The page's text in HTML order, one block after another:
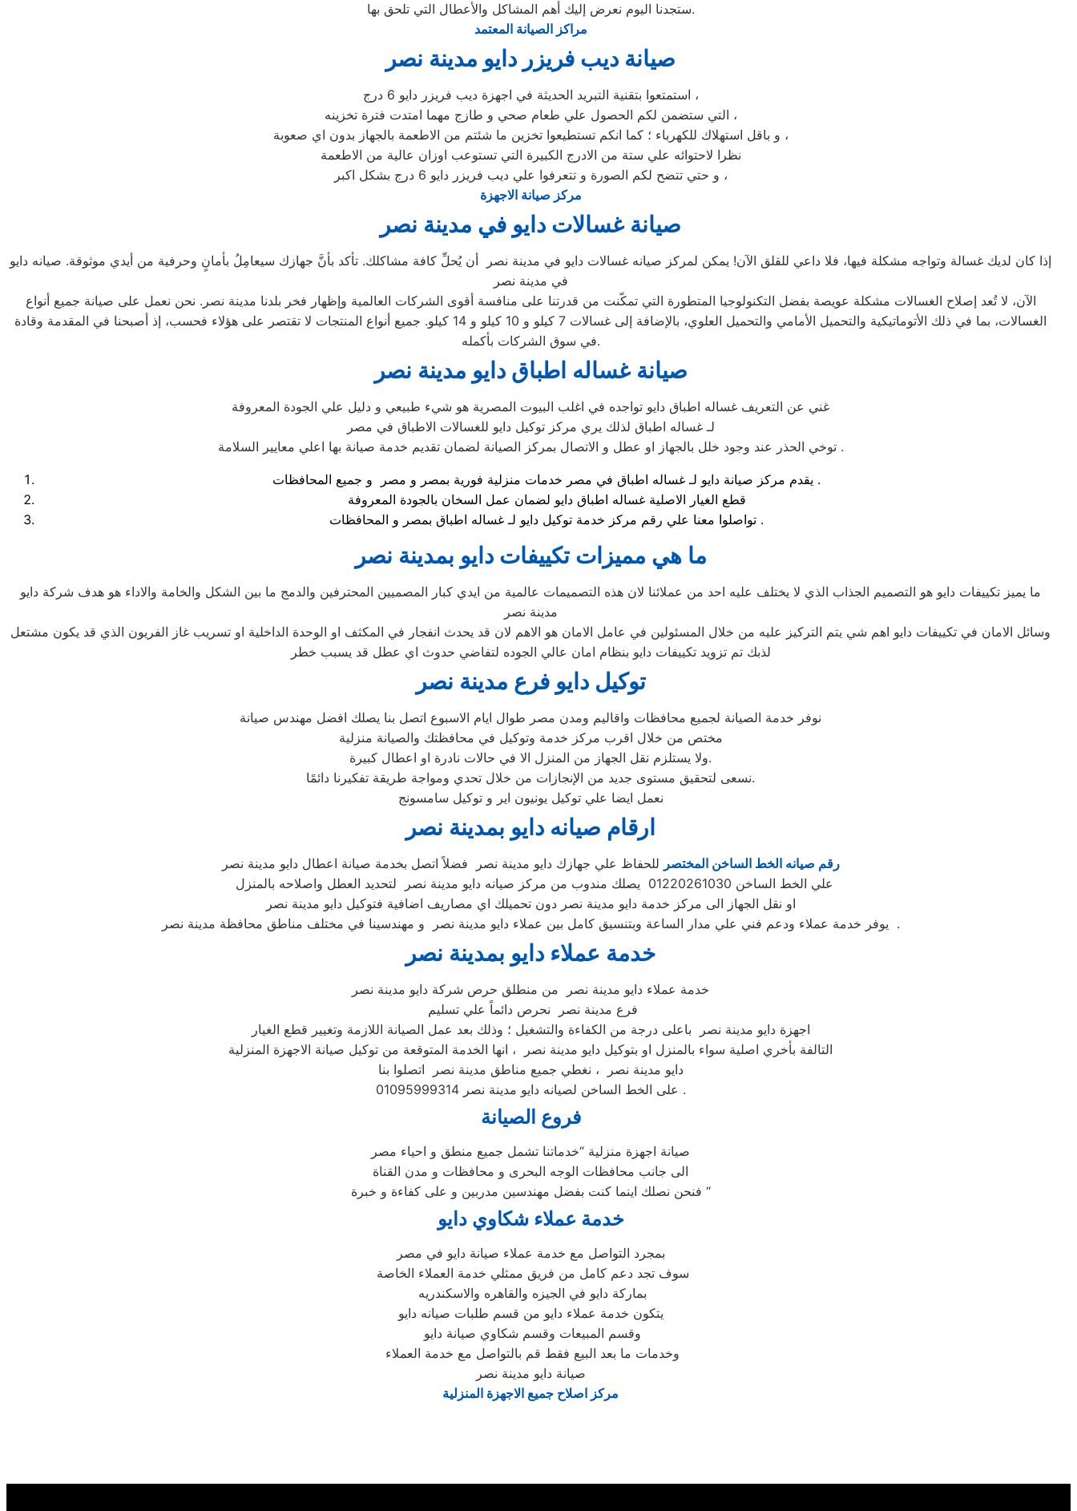
ستجدنا اليوم نعرض إليك أهم المشاكل والأعطال التي تلحق بها.
مراكز الصيانة المعتمد
صيانة ديب فريزر دايو مدينة نصر
استمتعوا بتقنية التبريد الحديثة في اجهزة ديب فريزر دايو 6 درج ،
التي ستضمن لكم الحصول علي طعام صحي و طازج مهما امتدت فترة تخزينه ،
و باقل استهلاك للكهرباء ؛ كما انكم تستطيعوا تخزين ما شئتم من الاطعمة بالجهاز بدون اي صعوبة ،
نظرا لاحتوائه علي ستة من الادرج الكبيرة التي تستوعب اوزان عالية من الاطعمة
و حتي تتضح لكم الصورة و تتعرفوا علي ديب فريزر دايو 6 درج بشكل اكبر ،
مركز صيانة الاجهزة
صيانة غسالات دايو في مدينة نصر
إذا كان لديك غسالة وتواجه مشكلة فيها، فلا داعي للقلق الآن! يمكن لمركز صيانه غسالات دايو في مدينة نصر أن يُحلِّ كافة مشاكلك. تأكد بأنَّ جهازك سيعامِلُ بأمانٍ وحرفية من أيدي موثوقة. صيانه دايو
في مدينة نصر
الآن، لا تُعد إصلاح الغسالات مشكلة عويصة بفضل التكنولوجيا المتطورة التي تمكّنت من قدرتنا على منافسة أقوى الشركات العالمية وإظهار فخر بلدنا مدينة نصر. نحن نعمل على صيانة جميع أنواع
الغسالات، بما في ذلك الأتوماتيكية والتحميل الأمامي والتحميل العلوي، بالإضافة إلى غسالات 7 كيلو و 10 كيلو و 14 كيلو. جميع أنواع المنتجات لا تقتصر على هؤلاء فحسب، إذ أصبحنا في المقدمة وقادة
في سوق الشركات بأكمله.
صيانة غساله اطباق دايو مدينة نصر
غني عن التعريف غساله اطباق دايو تواجده في اغلب البيوت المصرية هو شيء طبيعي و دليل علي الجودة المعروفة
لـ غساله اطباق لذلك يري مركز توكيل دايو للغسالات الاطباق في مصر
توخي الحذر عند وجود خلل بالجهاز او عطل و الاتصال بمركز الصيانة لضمان تقديم خدمة صيانة بها اعلي معايير السلامة .
يقدم مركز صيانة دايو لـ غساله اطباق في مصر خدمات منزلية فورية بمصر و مصر و جميع المحافظات .
قطع الغيار الاصلية غساله اطباق دايو لضمان عمل السخان بالجودة المعروفة
تواصلوا معنا علي رقم مركز خدمة توكيل دايو لـ غساله اطباق بمصر و المحافظات .
ما هي مميزات تكييفات دايو بمدينة نصر
ما يميز تكييفات دايو هو التصميم الجذاب الذي لا يختلف عليه احد من عملائنا لان هذه التصميمات عالمية من ايدي كبار المصميين المحترفين والدمج ما بين الشكل والخامة والاداء هو هدف شركة دايو
مدينة نصر
وسائل الامان في تكييفات دايو اهم شي يتم التركيز عليه من خلال المسئولين في عامل الامان هو الاهم لان قد يحدث انفجار في المكثف او الوحدة الداخلية او تسريب غاز الفريون الذي قد يكون مشتعل
لذبك تم تزويد تكييفات دايو بنظام امان عالي الجوده لتفاضي حدوث اي عطل قد يسبب خطر
توكيل دايو فرع مدينة نصر
نوفر خدمة الصيانة لجميع محافظات واقاليم ومدن مصر طوال ايام الاسبوع اتصل بنا يصلك افضل مهندس صيانة
مختص من خلال اقرب مركز خدمة وتوكيل في محافظتك والصيانة منزلية
ولا يستلزم نقل الجهاز من المنزل الا في حالات نادرة او اعطال كبيرة.
نسعى لتحقيق مستوى جديد من الإنجازات من خلال تحدي ومواجة طريقة تفكيرنا دائمًا.
نعمل ايضا علي توكيل يونيون اير و توكيل سامسونج
ارقام صيانه دايو بمدينة نصر
رقم صيانه الخط الساخن المختصر للحفاظ علي جهازك دايو مدينة نصر فضلاً اتصل بخدمة صيانة اعطال دايو مدينة نصر
علي الخط الساخن 01220261030 يصلك مندوب من مركز صيانه دايو مدينة نصر لتحديد العطل واصلاحه بالمنزل
او نقل الجهاز الى مركز خدمة دايو مدينة نصر دون تحميلك اي مصاريف اضافية فتوكيل دايو مدينة نصر
يوفر خدمة عملاء ودعم فني علي مدار الساعة وبتنسيق كامل بين عملاء دايو مدينة نصر و مهندسينا في مختلف مناطق محافظة مدينة نصر .
خدمة عملاء دايو بمدينة نصر
خدمة عملاء دايو مدينة نصر من منطلق حرص شركة دايو مدينة نصر
فرع مدينة نصر نحرص دائماً علي تسليم
اجهزة دايو مدينة نصر باعلى درجة من الكفاءة والتشغيل ؛ وذلك بعد عمل الصيانة اللازمة وتغيير قطع الغيار
التالفة بأخري اصلية سواء بالمنزل او بتوكيل دايو مدينة نصر ، انها الخدمة المتوقعة من توكيل صيانة الاجهزة المنزلية
دايو مدينة نصر ، نغطي جميع مناطق مدينة نصر اتصلوا بنا
على الخط الساخن لصيانه دايو مدينة نصر 01095999314 .
فروع الصيانة
صيانة اجهزة منزلية “خدماتنا تشمل جميع منطق و احياء مصر
الى جانب محافظات الوجه البحرى و محافظات و مدن القناة
فنحن نصلك اينما كنت بفضل مهندسين مدربين و على كفاءة و خبرة “
خدمة عملاء شكاوي دايو
بمجرد التواصل مع خدمة عملاء صيانة دايو في مصر
سوف تجد دعم كامل من فريق ممثلي خدمة العملاء الخاصة
بماركة دايو في الجيزه والقاهره والاسكندريه
يتكون خدمة عملاء دايو من قسم طلبات صيانه دايو
وقسم المبيعات وقسم شكاوي صيانة دايو
وخدمات ما بعد البيع فقط قم بالتواصل مع خدمة العملاء
صيانة دايو مدينة نصر
مركز اصلاح جميع الاجهزة المنزلية